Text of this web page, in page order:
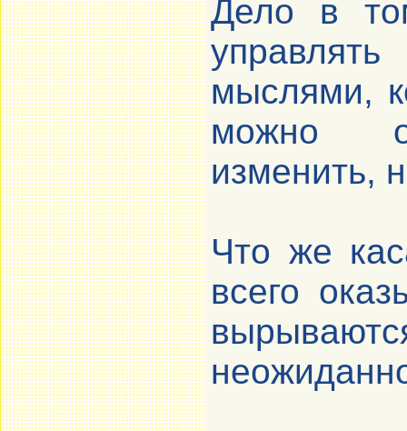
Дело в
мыслями,
можно
изменить,
Что же
всего